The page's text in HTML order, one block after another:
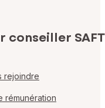
conseiller
rejoindre
rémunération